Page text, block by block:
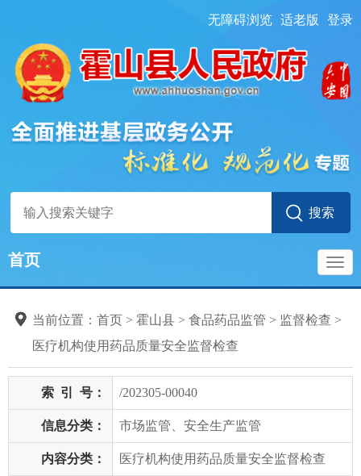
无障碍浏览 适老版 登录
首页
当前位置： 首页 > 霍山县 > 食品药品监管 > 监督检查 >
医疗机构使用药品质量安全监督检查
索 引 号： /202305-00040
信息分类： 市场监管、安全生产监管
内容分类： 医疗机构使用药品质量安全监督检查